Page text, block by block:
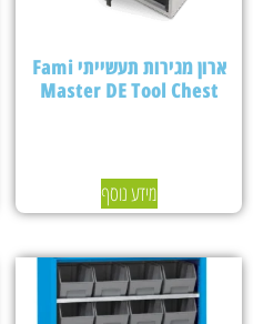
ארון מגירות תעשייתי Fami
Master DE Tool Chest
מידע נוסף